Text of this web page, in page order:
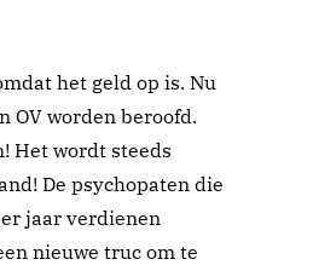
het geld op is. Nu
OV worden beroofd.
Het wordt steeds
De psychopaten die
jaar verdienen
nieuwe truc om te